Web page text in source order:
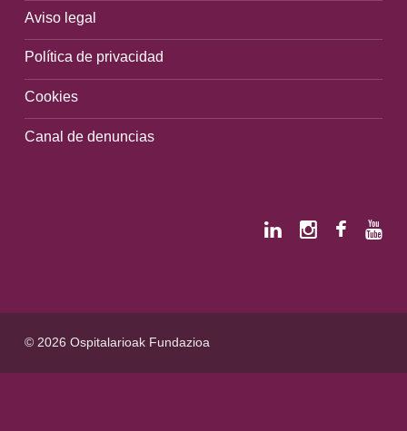
Aviso legal
Política de privacidad
Cookies
Canal de denuncias
© 2026 Ospitalarioak Fundazioa